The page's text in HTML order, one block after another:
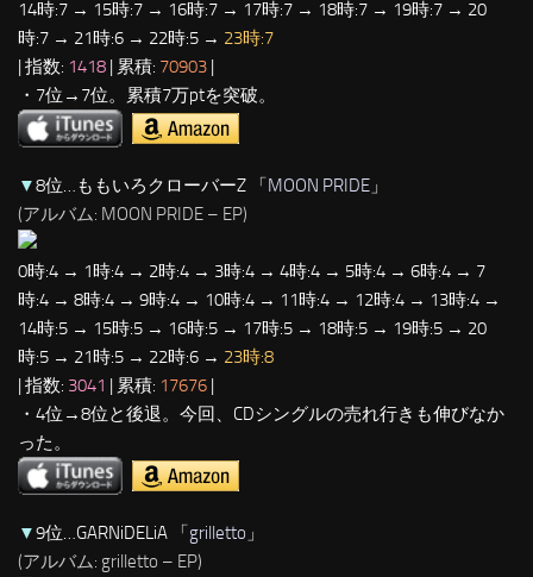
14時:7 → 15時:7 → 16時:7 → 17時:7 → 18時:7 → 19時:7 → 20
時:7 → 21時:6 → 22時:5 → 23時:7
| 指数: 1418 | 累積: 70903 |
・7位→7位。累積7万ptを突破。
▼8位…ももいろクローバーZ 「MOON PRIDE 」
(アルバム: MOON PRIDE – EP)
0時:4 → 1時:4 → 2時:4 → 3時:4 → 4時:4 → 5時:4 → 6時:4 → 7
時:4 → 8時:4 → 9時:4 → 10時:4 → 11時:4 → 12時:4 → 13時:4 →
14時:5 → 15時:5 → 16時:5 → 17時:5 → 18時:5 → 19時:5 → 20
時:5 → 21時:5 → 22時:6 → 23時:8
| 指数: 3041 | 累積: 17676 |
・4位→8位と後退。今回、CDシングルの売れ行きも伸びなか
った。
▼9位…GARNiDELiA 「grilletto 」
(アルバム: grilletto – EP)